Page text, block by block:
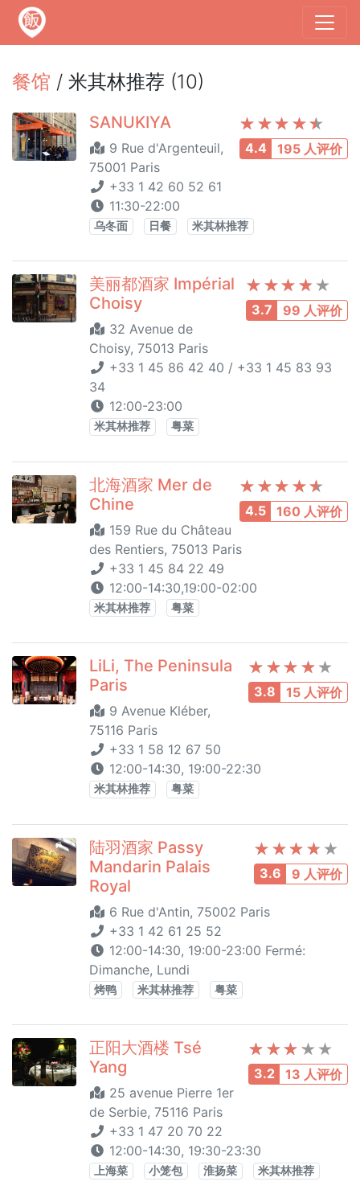
餐馆 / 米其林推荐 (10)
4.4 195 人评价
SANUKIYA
9 Rue d'Argenteuil,
75001 Paris
+33 1 42 60 52 61
11:30-22:00
乌冬面 日餐 米其林推荐
3.7 99 人评价
美丽都酒家 Impérial
Choisy
32 Avenue de
Choisy, 75013 Paris
+33 1 45 86 42 40 / +33 1 45 83 93
34
12:00-23:00
米其林推荐 粤菜
4.5 160 人评价
北海酒家 Mer de
Chine
159 Rue du Château
des Rentiers, 75013 Paris
+33 1 45 84 22 49
12:00-14:30,19:00-02:00
米其林推荐 粤菜
3.8 15 人评价
LiLi, The Peninsula
Paris
9 Avenue Kléber,
75116 Paris
+33 1 58 12 67 50
12:00-14:30, 19:00-22:30
米其林推荐 粤菜
3.6 9 人评价
陆羽酒家 Passy
Mandarin Palais
Royal
6 Rue d'Antin, 75002 Paris
+33 1 42 61 25 52
12:00-14:30, 19:00-23:00 Fermé:
Dimanche, Lundi
烤鸭 米其林推荐 粤菜
3.2 13 人评价
正阳大酒楼 Tsé
Yang
25 avenue Pierre 1er
de Serbie, 75116 Paris
+33 1 47 20 70 22
12:00-14:30, 19:30-23:30
上海菜 小笼包 淮扬菜 米其林推荐